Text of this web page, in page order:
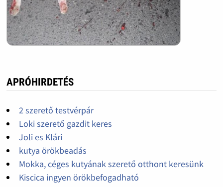
APRÓHIRDETÉS
2 szerető testvérpár
Loki szerető gazdit keres
Joli es Klári
kutya örökbeadás
Mokka, céges kutyának szerető otthont keresünk
Kiscica ingyen örökbefogadható